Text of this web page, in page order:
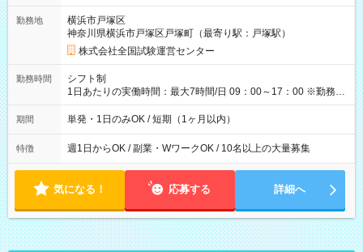
例】 ・河合塾模擬試験 8:30～17:30（休憩1時間） 時給1,300円
×8時間＝日収10,400円＋交通費 ※当日の役割により時給＋100
円の場合あり ・国家試験 7:00～13:30（休憩なし） 時給1,300
円（役割手当＋100円）×6時間＝日収8,400円＋交通費 【試用期
間】試用期間なし
勤務地
横浜市戸塚区
神奈川県横浜市戸塚区戸塚町（最寄り駅：戸塚駅）
株式会社全国試験運営センター
勤務時間
シフト制
1日あたりの実働時間：最大7時間/日 09：00～17：00 ※勤務時
間は 試験により異なります。
期間 単発・1日のみOK / 短期（1ヶ月以内）
特徴 週1日からOK / 副業・WワークOK / 10名以上の大量募集
気になる！ 応募する 詳細へ